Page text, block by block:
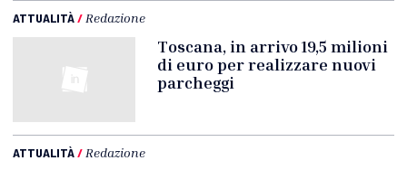
ATTUALITÀ/ Redazione
Toscana, in arrivo 19,5 milioni
di euro per realizzare nuovi
parcheggi
ATTUALITÀ/ Redazione